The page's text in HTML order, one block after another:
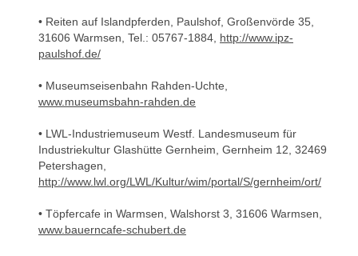
• Reiten auf Islandpferden, Paulshof, Großenvörde 35,
31606 Warmsen, Tel.: 05767-1884, http://www.ipz-
paulshof.de/
• Museumseisenbahn Rahden-Uchte,
www.museumsbahn-rahden.de
• LWL-Industriemuseum Westf. Landesmuseum für
Industriekultur Glashütte Gernheim, Gernheim 12, 32469
Petershagen,
http://www.lwl.org/LWL/Kultur/wim/portal/S/gernheim/ort/
• Töpfercafe in Warmsen, Walshorst 3, 31606 Warmsen,
www.bauerncafe-schubert.de